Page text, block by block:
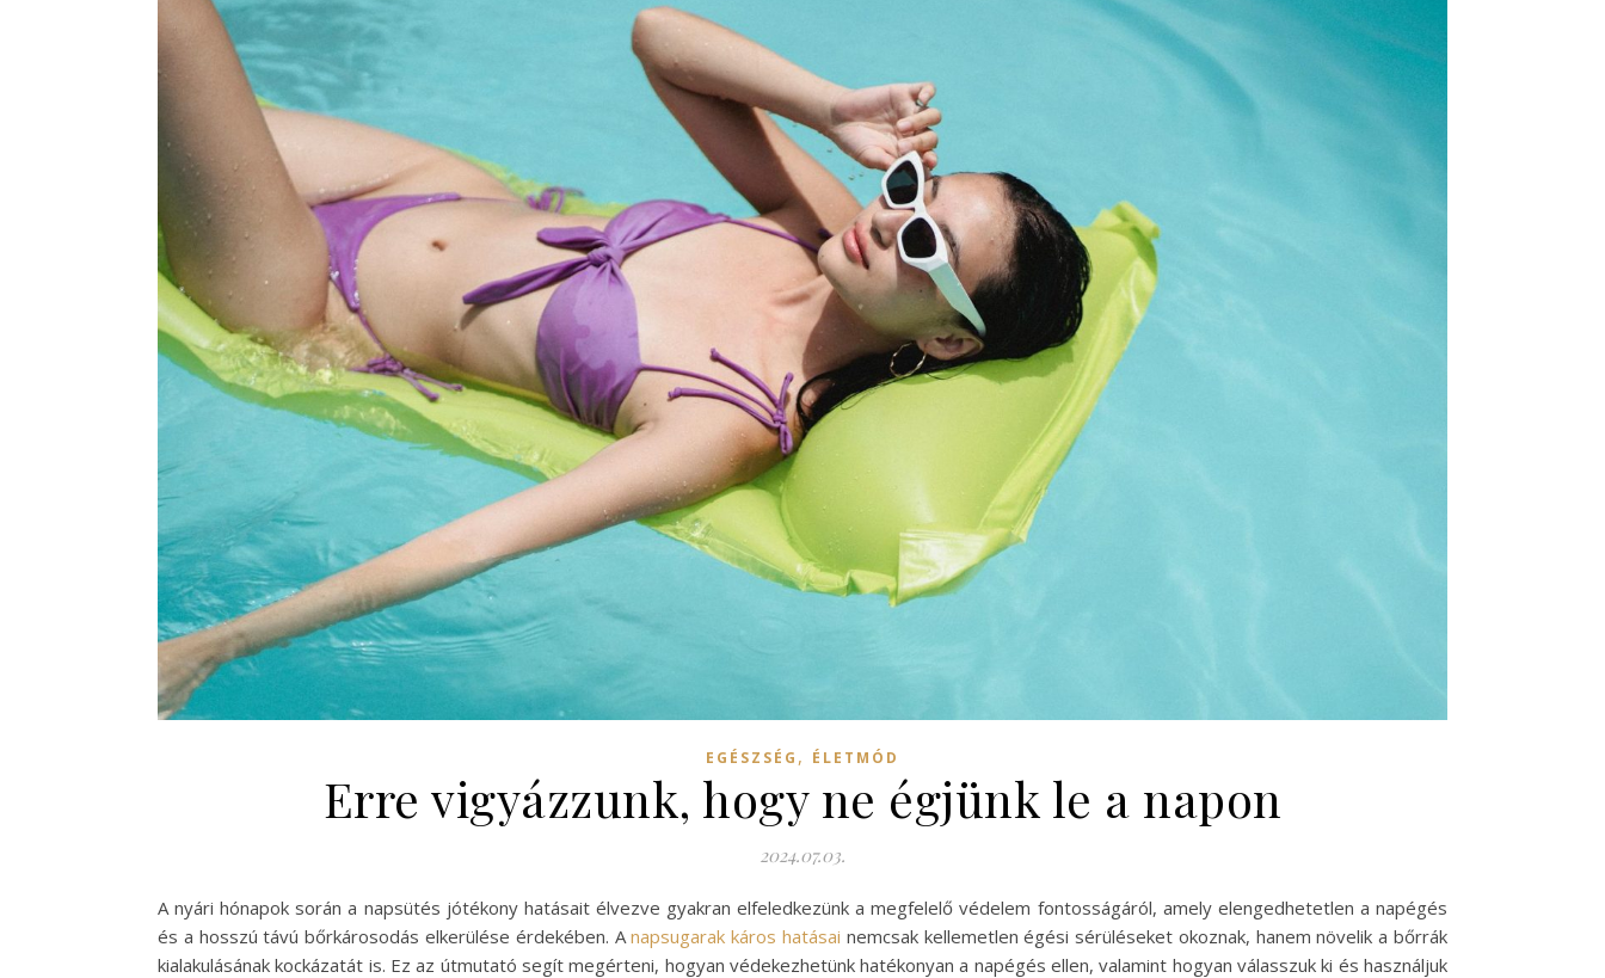
EGÉSZSÉG , ÉLETMÓD
Erre vigyázzunk, hogy ne égjünk le a napon
2024.07.03.
A nyári hónapok során a napsütés jótékony hatásait élvezve gyakran elfeledkezünk a megfelelő védelem fontosságáról, amely elengedhetetlen a napégés
és a hosszú távú bőrkárosodás elkerülése érdekében. Anapsugarak káros hatásai nemcsak kellemetlen égési sérüléseket okoznak, hanem növelik a bőrrák
kialakulásának kockázatát is. Ez az útmutató segít megérteni, hogyan védekezhetünk hatékonyan a napégés ellen, valamint hogyan válasszuk ki és használjuk